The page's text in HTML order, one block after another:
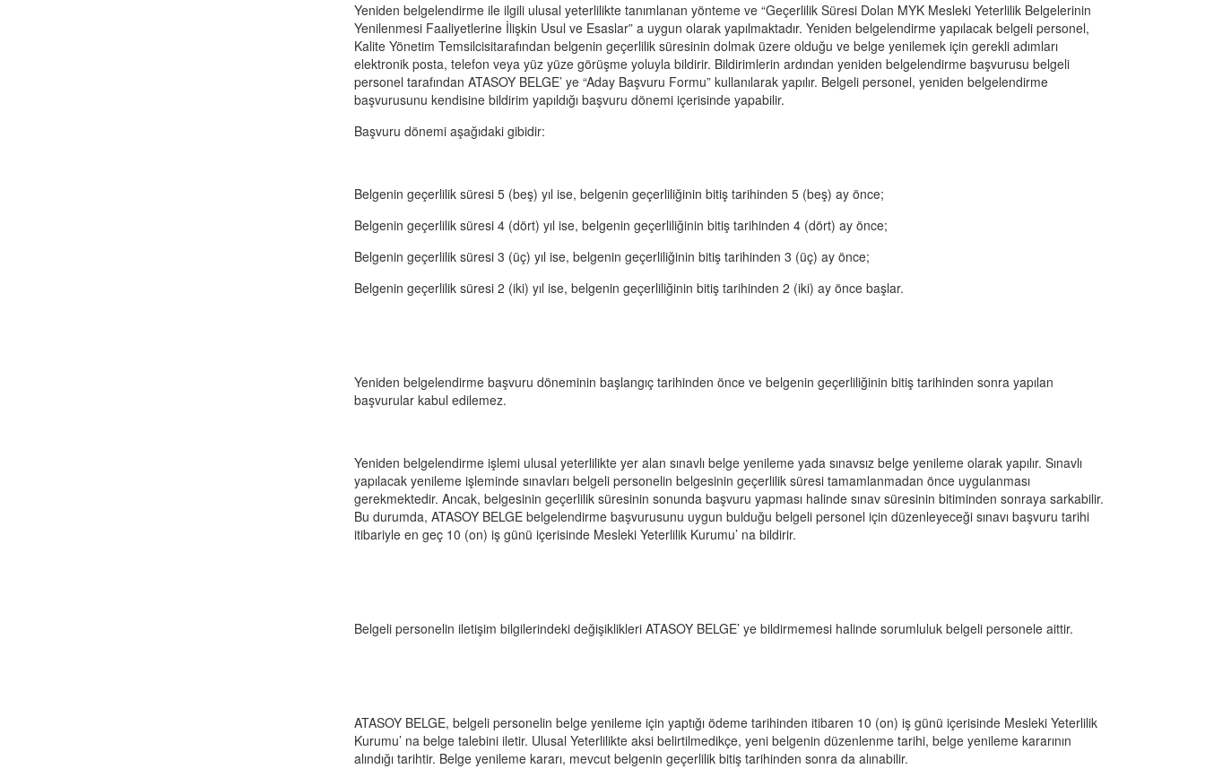
Yeniden belgelendirme ile ilgili ulusal yeterlilikte tanımlanan yönteme ve “Geçerlilik Süresi Dolan MYK Mesleki Yeterlilik Belgelerinin
Yenilenmesi Faaliyetlerine İlişkin Usul ve Esaslar” a uygun olarak yapılmaktadır. Yeniden belgelendirme yapılacak belgeli personel,
Kalite Yönetim Temsilcisitarafından belgenin geçerlilik süresinin dolmak üzere olduğu ve belge yenilemek için gerekli adımları
elektronik posta, telefon veya yüz yüze görüşme yoluyla bildirir. Bildirimlerin ardından yeniden belgelendirme başvurusu belgeli
personel tarafından ATASOY BELGE’ ye “Aday Başvuru Formu” kullanılarak yapılır. Belgeli personel, yeniden belgelendirme
başvurusunu kendisine bildirim yapıldığı başvuru dönemi içerisinde yapabilir.
Başvuru dönemi aşağıdaki gibidir:
Belgenin geçerlilik süresi 5 (beş) yıl ise, belgenin geçerliliğinin bitiş tarihinden 5 (beş) ay önce;
Belgenin geçerlilik süresi 4 (dört) yıl ise, belgenin geçerliliğinin bitiş tarihinden 4 (dört) ay önce;
Belgenin geçerlilik süresi 3 (üç) yıl ise, belgenin geçerliliğinin bitiş tarihinden 3 (üç) ay önce;
Belgenin geçerlilik süresi 2 (iki) yıl ise, belgenin geçerliliğinin bitiş tarihinden 2 (iki) ay önce başlar.
Yeniden belgelendirme başvuru döneminin başlangıç tarihinden önce ve belgenin geçerliliğinin bitiş tarihinden sonra yapılan
başvurular kabul edilemez.
Yeniden belgelendirme işlemi ulusal yeterlilikte yer alan sınavlı belge yenileme yada sınavsız belge yenileme olarak yapılır. Sınavlı
yapılacak yenileme işleminde sınavları belgeli personelin belgesinin geçerlilik süresi tamamlanmadan önce uygulanması
gerekmektedir. Ancak, belgesinin geçerlilik süresinin sonunda başvuru yapması halinde sınav süresinin bitiminden sonraya sarkabilir.
Bu durumda, ATASOY BELGE belgelendirme başvurusunu uygun bulduğu belgeli personel için düzenleyeceği sınavı başvuru tarihi
itibariyle en geç 10 (on) iş günü içerisinde Mesleki Yeterlilik Kurumu’ na bildirir.
Belgeli personelin iletişim bilgilerindeki değişiklikleri ATASOY BELGE’ ye bildirmemesi halinde sorumluluk belgeli personele aittir.
ATASOY BELGE, belgeli personelin belge yenileme için yaptığı ödeme tarihinden itibaren 10 (on) iş günü içerisinde Mesleki Yeterlilik
Kurumu’ na belge talebini iletir. Ulusal Yeterlilikte aksi belirtilmedikçe, yeni belgenin düzenlenme tarihi, belge yenileme kararının
alındığı tarihtir. Belge yenileme kararı, mevcut belgenin geçerlilik bitiş tarihinden sonra da alınabilir.